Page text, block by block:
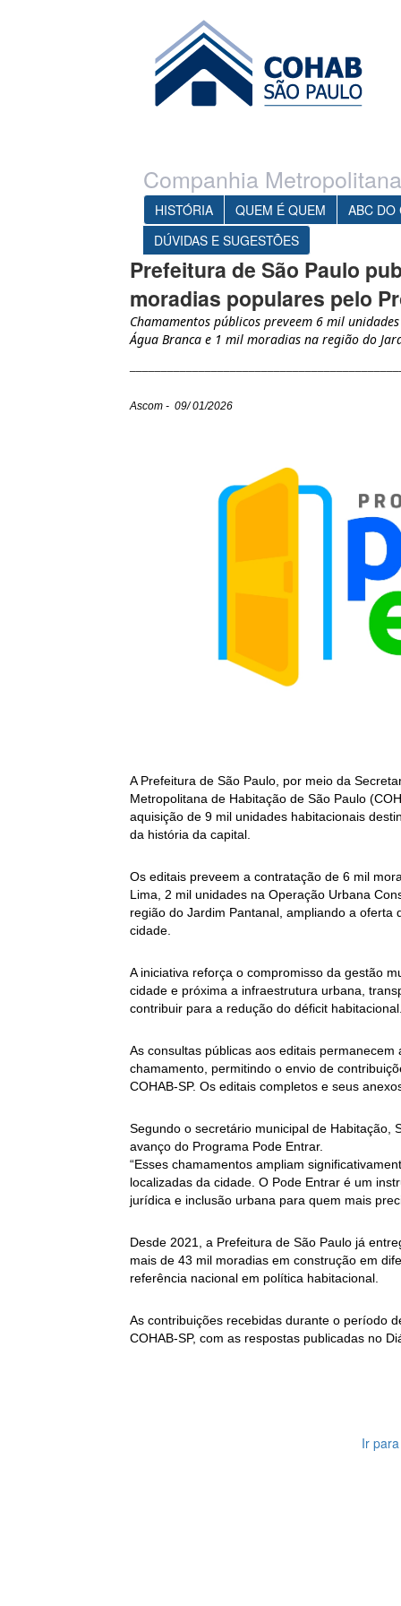
Companhia
HISTÓRIA QUEM É QUEM
ABC DO
DÚVIDAS E SUGESTÕES
Prefeitura de São Paulo
moradias populares pelo
Chamamentos públicos preveem 6 mil
Água Branca e 1 mil moradias na região do
Ascom - 09/ 01/2026
A Prefeitura de São Paulo, por meio da
Metropolitana de Habitação de São Paulo
aquisição de 9 mil unidades habitacionais
da história da capital.
Os editais preveem a contratação de 6 mil
Lima, 2 mil unidades na Operação Urbana
região do Jardim Pantanal, ampliando a
cidade.
A iniciativa reforça o compromisso da gestão
cidade e próxima a infraestrutura urbana,
contribuir para a redução do déficit
As consultas públicas aos editais
chamamento, permitindo o envio de
COHAB-SP. Os editais completos e seus
Segundo o secretário municipal de Habitação,
avanço do Programa Pode Entrar.
“Esses chamamentos ampliam
localizadas da cidade. O Pode Entrar é um
jurídica e inclusão urbana para quem mais
Desde 2021, a Prefeitura de São Paulo já
mais de 43 mil moradias em construção em
referência nacional em política habitacional.
As contribuições recebidas durante o período
COHAB-SP, com as respostas publicadas no
Ir